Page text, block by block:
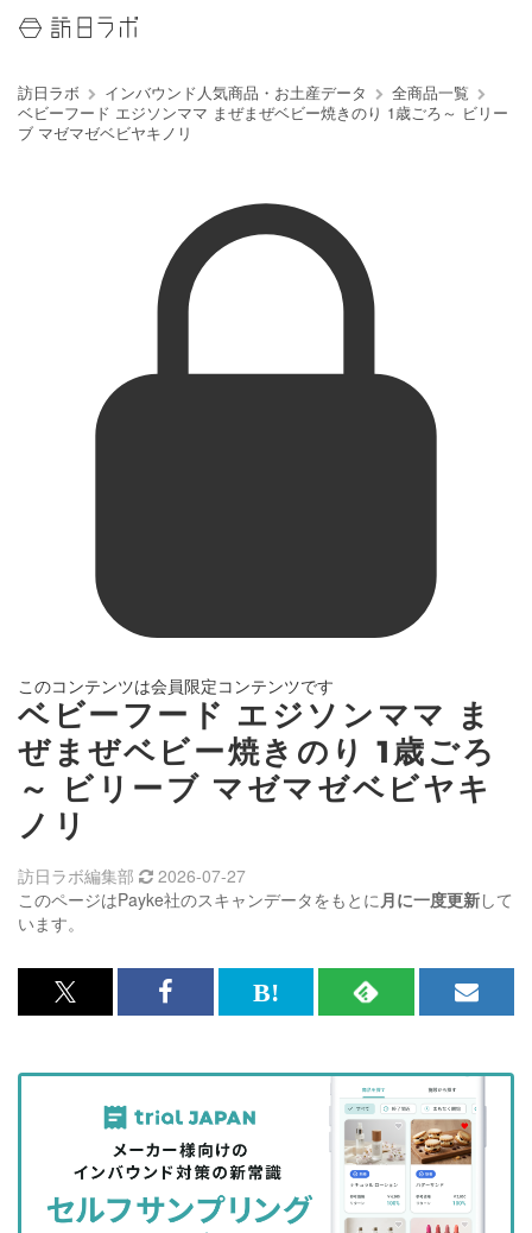
訪日ラボ インバウンド人気商品・お土産データ
全商品一覧
ベビーフード エジソンママ まぜまぜベビー焼きのり 1歳ごろ～ ビリー
ブ マゼマゼベビヤキノリ
このコンテンツは会員限定コンテンツです
ベビーフード エジソンママ ま
ぜまぜベビー焼きのり 1歳ごろ
～ ビリーブ マゼマゼベビヤキ
ノリ
このページはPayke社のスキャンデータをもとに月に一度更新して
います。
訪日ラボ編集部 2026-07-27
x<br>
記
を
シ
Facebook<br>
記
事
を
シ
は
な
ッ
ク
RSS
記
事
を
購
メ
マ
ガ
登
録